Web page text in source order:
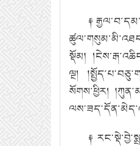
༈
སྡོམ།
ལྔ།
སོགས་ཕྱིར།
༈